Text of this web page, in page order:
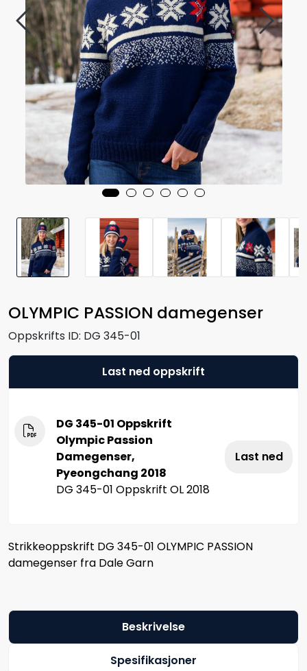
OLYMPIC PASSION damegenser
Oppskrifts ID: DG 345-01
Last ned oppskrift
DG 345-01 Oppskrift
Olympic Passion
Damegenser,
Pyeongchang 2018
DG 345-01 Oppskrift OL 2018
Last ned
Strikkeoppskrift DG 345-01 OLYMPIC PASSION
damegenser fra Dale Garn
Beskrivelse
Spesifikasjoner